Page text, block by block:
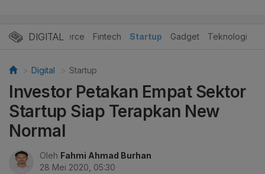
DIGITAL
E-Commerce Fintech Startup Gadget Teknologi
Digital Startup
Investor Petakan Empat Sektor
Startup Siap Terapkan New
Normal
Oleh Fahmi Ahmad Burhan
28 Mei 2020, 05:30